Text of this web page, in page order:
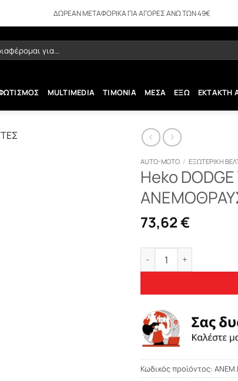
ΔΩΡΕΑΝ ΜΕΤΑΦΟΡΙΚΑ ΓΙΑ ΑΓΟΡΕΣ ΑΝΩ ΤΩΝ 49€
MULTIMEDIA ΤΙΜΟΝΙΑ ΜΕΣΑ ΕΞΩ ΕΚΤΑΚΤΗ
AUTO-MOTO / ΕΞΩΤΕΡΙΚΗ
Heko
73,62€
Heko DODGE
Κωδικός προϊόντος: